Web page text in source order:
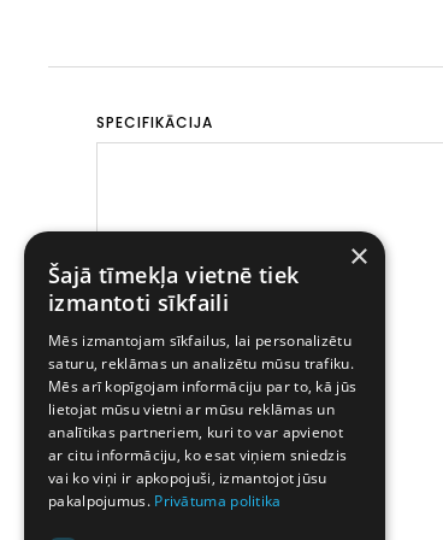
SPECIFIKĀCIJA
×
Šajā tīmekļa vietnē tiek
izmantoti sīkfaili
Mēs izmantojam sīkfailus, lai personalizētu
saturu, reklāmas un analizētu mūsu trafiku.
Mēs arī kopīgojam informāciju par to, kā jūs
lietojat mūsu vietni ar mūsu reklāmas un
analītikas partneriem, kuri to var apvienot
ar citu informāciju, ko esat viņiem sniedzis
vai ko viņi ir apkopojuši, izmantojot jūsu
pakalpojumus. Privātuma politika